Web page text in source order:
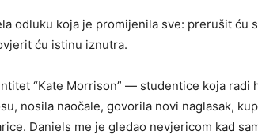
odluku koja je promijenila sve: prerušit ću
ću istinu iznutra.
“Kate Morrison” — studentice koja radi
nosila naočale, govorila novi naglasak,
Daniels me je gledao nevjericom kad